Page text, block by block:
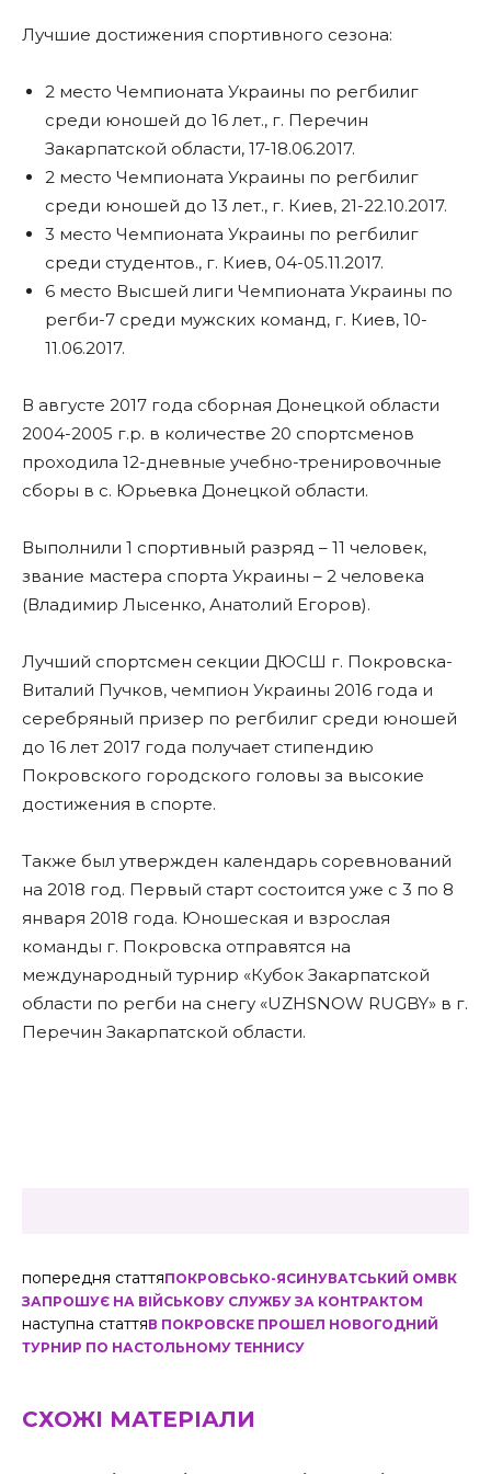
Лучшие достижения спортивного сезона:
2 место Чемпионата Украины по регбилиг
среди юношей до 16 лет., г. Перечин
Закарпатской области, 17-18.06.2017.
2 место Чемпионата Украины по регбилиг
среди юношей до 13 лет., г. Киев, 21-22.10.2017.
3 место Чемпионата Украины по регбилиг
среди студентов., г. Киев, 04-05.11.2017.
6 место Высшей лиги Чемпионата Украины по
регби-7 среди мужских команд, г. Киев, 10-
11.06.2017.
В августе 2017 года сборная Донецкой области
2004-2005 г.р. в количестве 20 спортсменов
проходила 12-дневные учебно-тренировочные
сборы в с. Юрьевка Донецкой области.
Выполнили 1 спортивный разряд – 11 человек,
звание мастера спорта Украины – 2 человека
(Владимир Лысенко, Анатолий Егоров).
Лучший спортсмен секции ДЮСШ г. Покровска-
Виталий Пучков, чемпион Украины 2016 года и
серебряный призер по регбилиг среди юношей
до 16 лет 2017 года получает стипендию
Покровского городского головы за высокие
достижения в спорте.
Также был утвержден календарь соревнований
на 2018 год. Первый старт состоится уже с 3 по 8
января 2018 года. Юношеская и взрослая
команды г. Покровска отправятся на
международный турнир «Кубок Закарпатской
области по регби на снегу «UZHSNOW RUGBY» в г.
Перечин Закарпатской области.
попередня статтяПОКРОВСЬКО-ЯСИНУВАТСЬКИЙ ОМВК
ЗАПРОШУЄ НА ВІЙСЬКОВУ СЛУЖБУ ЗА КОНТРАКТОМ
наступна статтяВ ПОКРОВСКЕ ПРОШЕЛ НОВОГОДНИЙ
ТУРНИР ПО НАСТОЛЬНОМУ ТЕННИСУ
СХОЖІ МАТЕРІАЛИ